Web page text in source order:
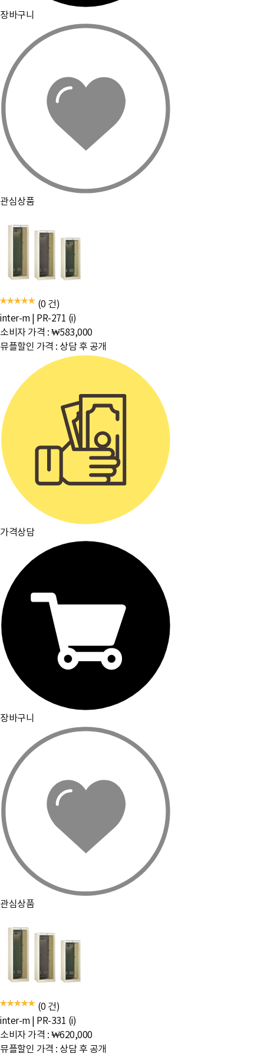
장바구니
관심상품
(0 건)
inter-m
PR-271 (i)
소비자 가격 : ₩583,000
뮤플할인 가격 : 상담 후 공개
가격상담
장바구니
관심상품
(0 건)
inter-m
PR-331 (i)
소비자 가격 : ₩620,000
뮤플할인 가격 : 상담 후 공개